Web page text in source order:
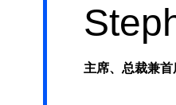
主席、总裁兼